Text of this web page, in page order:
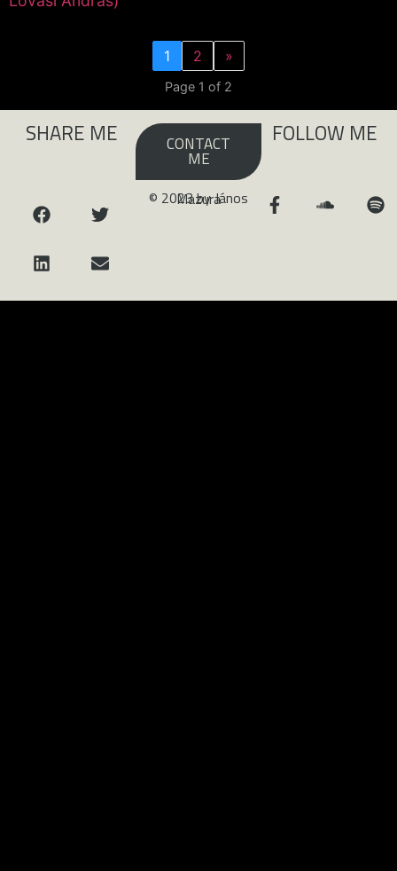
1 2 »
Page 1 of 2
SHARE ME CONTACT
ME
© 2023 by János Mazura
FOLLOW ME